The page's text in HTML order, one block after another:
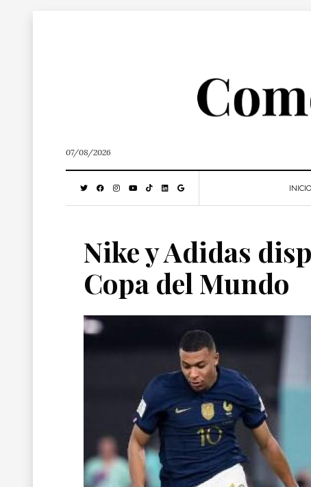
07/08/2026
INICIO
Nike y Adidas
Copa del Mundo